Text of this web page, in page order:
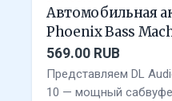
Автомобильная
Phoenix Bass
569.00 RUB
Представляем DL
10 — мощный